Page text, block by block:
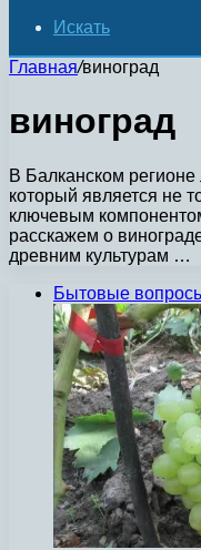
Искать
Главная/виноград
виноград
В Балканском
который является не
ключевым
расскажем о
древним культурам …
Бытовые